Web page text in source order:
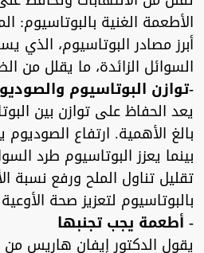
الأطعمة الغنية بالبوتاسيوم:
أبرز مصادر البوتاسيوم، الذي
السوائل الزائدة، ما يقلل من
-توازن البوتاسيوم
يعد الحفاظ على توازن بين
بالغ الأهمية. ارتفاع
بينما يعزز البوتاسيوم طرد
تقليل تناول الملح ورفع نسبة
بالبوتاسيوم لتعزيز صحة
- أطعمة يجب تجنبها